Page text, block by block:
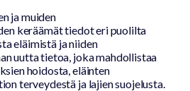
ja muiden
keräämät tiedot eri puolilta
eläimistä ja niiden
uutta tietoa, joka mahdollistaa
hoidosta, eläinten
terveydestä ja lajien suojelusta.